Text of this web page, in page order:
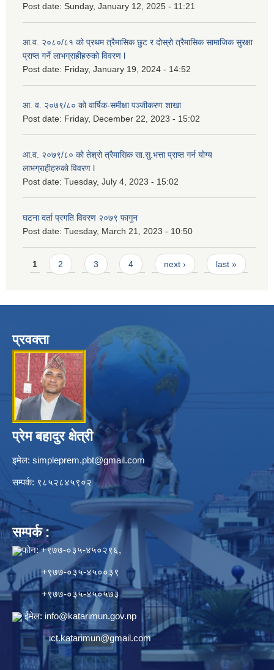
Post date: Sunday, January 12, 2025 - 11:21
आ.व. २०८०/८१ को प्रथम त्रैमासिक छुट र दोस्रो त्रैमासिक सामाजिक सुरक्षा
प्राप्त गर्ने लाभग्राहीहरुको विवरण l
Post date: Friday, January 19, 2024 - 14:52
आ. व. २०७९/८० को वार्षिक-समीक्षा पञ्जीकरण शाखा
Post date: Friday, December 22, 2023 - 15:02
आ.व. २०७९/८० को तेश्रो त्रैमासिक सा.सु.भ‍त्ता प्राप्त गर्न योग्य
लाभग्राहीहरुको विवरण l
Post date: Tuesday, July 4, 2023 - 15:02
घटना दर्ता प्रगति विवरण २०७९ फागुन
Post date: Tuesday, March 21, 2023 - 10:50
Pages
1 2 3 4 next › last »
प्रवक्ता
प्रेम बहादुर क्षेत्री
इमेल: simpleprem.pbt@gmail.com
सम्पर्क: ९८५२८४५९०२
सम्पर्क :
फोन: +९७७-०३५-४५०२९६,
+९७७-०३५-४५००३९
+९७७-०३५-४५०५७३
ईमेल: info@katarimun.gov.np
ict.katarimun@gmail.com